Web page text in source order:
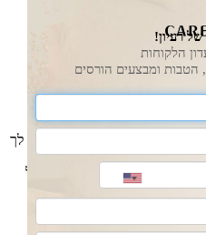
- גוון וורדרד טבעי לשפתיים
המאופיין בוורדרדות קורנת -
של המאפרים המקצועיים מוגש לך
פורמולה עשירה בפיגמנטים
ומרכיבי לחות. נמרח בקלות על
טבעי המשתלב עם כל גוני העור.
מראה משיי רענן וקורן.
של רעיון!
הלקוחות
הטבות ומבצעים הורסים